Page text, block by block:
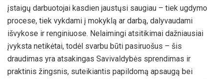
įstaigų darbuotojai kasdien jaustųsi saugiau – tiek ugdymo
procese, tiek vykdami į mokyklą ar darbą, dalyvaudami
išvykose ir renginiuose. Nelaimingi atsitikimai dažniausiai
įvyksta netikėtai, todėl svarbu būti pasiruošus – šis
draudimas yra atsakingas Savivaldybės sprendimas ir
praktinis žingsnis, suteikiantis papildomą apsaugą bei